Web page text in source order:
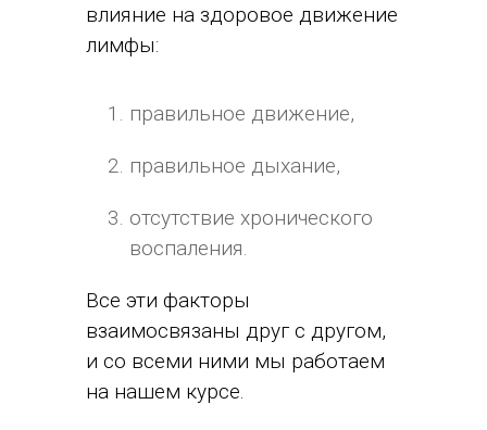
влияние на здоровое движение
лимфы:
правильное движение,
правильное дыхание,
отсутствие хронического
воспаления.
Все эти факторы
взаимосвязаны друг с другом,
и со всеми ними мы работаем
на нашем курсе.